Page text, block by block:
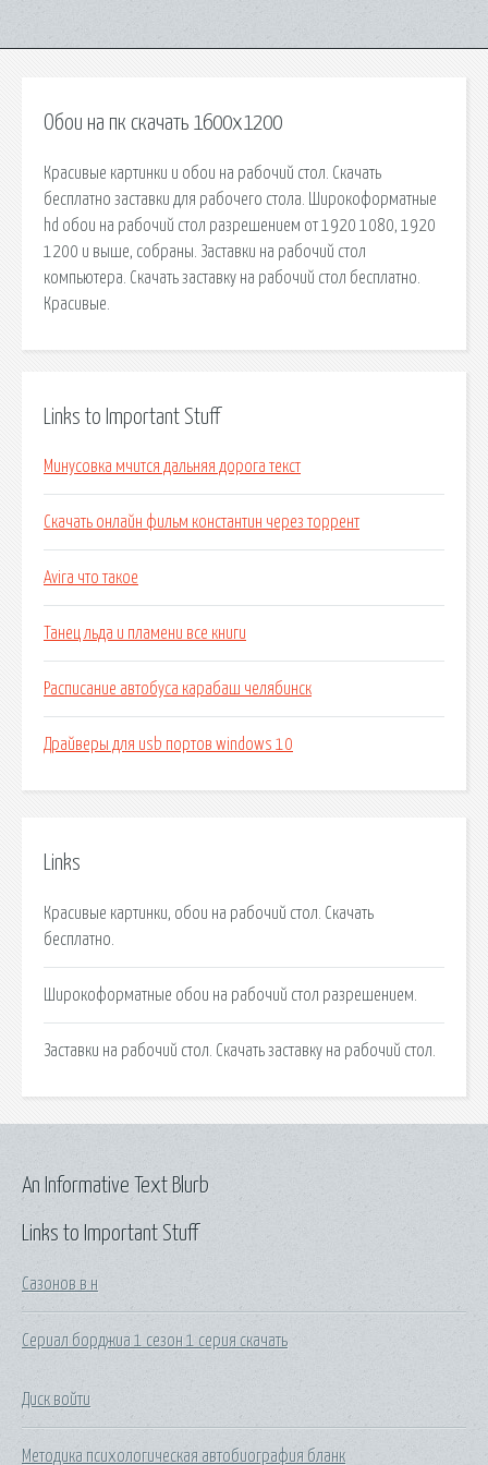
Обои на пк скачать 1600x1200
Красивые картинки и обои на рабочий стол. Скачать
бесплатно заставки для рабочего стола. Широкоформатные
hd обои на рабочий стол разрешением от 1920 1080, 1920
1200 и выше, собраны. Заставки на рабочий стол
компьютера. Скачать заставку на рабочий стол бесплатно.
Красивые.
Links to Important Stuff
Минусовка мчится дальняя дорога текст
Скачать онлайн фильм константин через торрент
Avira что такое
Танец льда и пламени все книги
Расписание автобуса карабаш челябинск
Драйверы для usb портов windows 10
Links
Красивые картинки, обои на рабочий стол. Скачать
бесплатно.
Широкоформатные обои на рабочий стол разрешением.
Заставки на рабочий стол. Скачать заставку на рабочий стол.
Links to Important Stuff
Сазонов в н
Сериал борджиа 1 сезон 1 серия скачать
Диск войти
Методика психологическая автобиография бланк
An Informative Text Blurb